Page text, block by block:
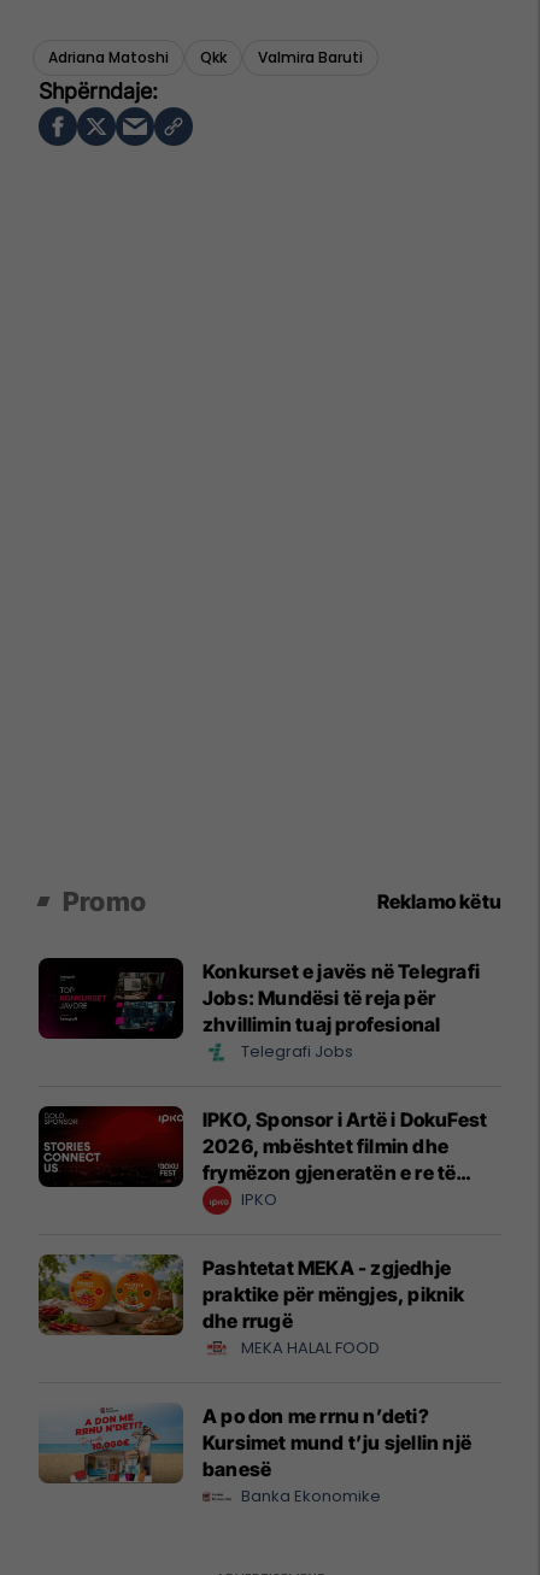
Adriana Matoshi Qkk Valmira Baruti
Promo Reklamo këtu
Konkurset e javës në Telegrafi
Jobs: Mundësi të reja për
zhvillimin tuaj profesional
Telegrafi Jobs
IPKO, Sponsor i Artë i DokuFest
2026, mbështet filmin dhe
frymëzon gjeneratën e re të
krijuesve
IPKO
Pashtetat MEKA - zgjedhje
praktike për mëngjes, piknik
dhe rrugë
MEKA HALAL FOOD
A po don me rrnu n’deti?
Kursimet mund t’ju sjellin një
banesë
Banka Ekonomike